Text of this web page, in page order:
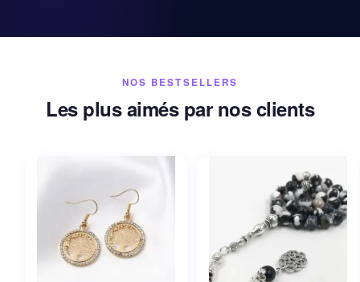
NOS BESTSELLERS
Les plus aimés par nos clients